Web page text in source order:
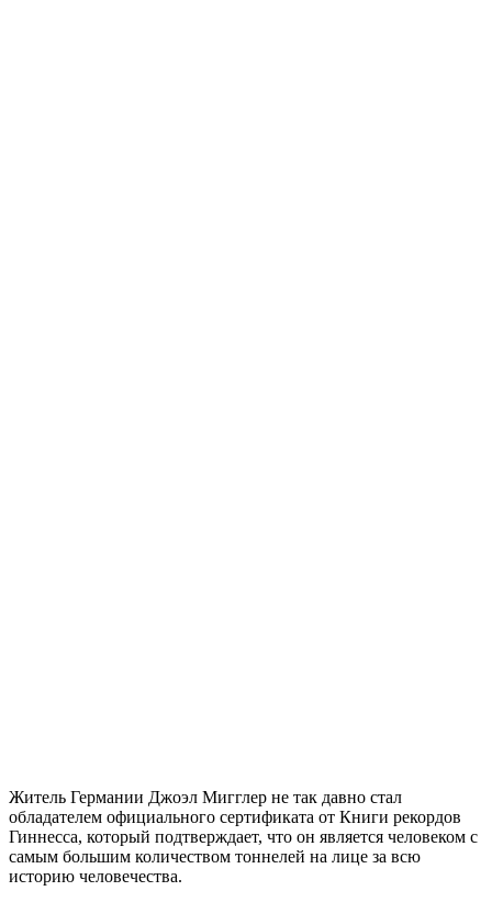
Житель Германии Джоэл Мигглер не так давно стал
обладателем официального сертификата от Книги рекордов
Гиннесса, который подтверждает, что он является человеком с
самым большим количеством тоннелей на лице за всю
историю человечества.